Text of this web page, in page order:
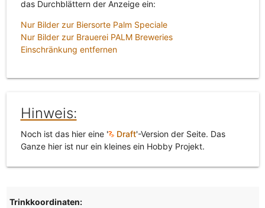
das Durchblättern der Anzeige ein:
Nur Bilder zur Biersorte Palm Speciale
Nur Bilder zur Brauerei PALM Breweries
Einschränkung entfernen
Hinweis:
Noch ist das hier eine ' Draft'-Version der Seite. Das
Ganze hier ist nur ein kleines ein Hobby Projekt.
Trinkkoordinaten: